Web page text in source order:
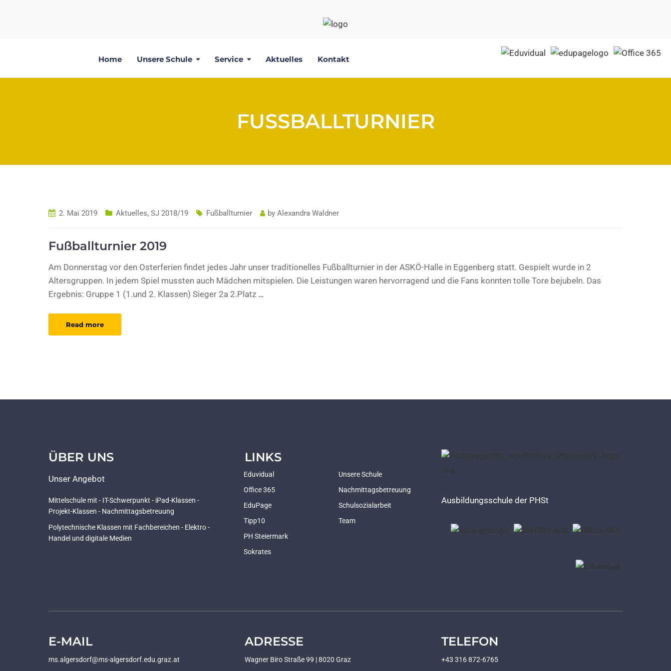
Home Unsere Schule Service Aktuelles Kontakt
FUSSBALLTURNIER
2. Mai 2019 Aktuelles, SJ 2018/19 Fußballturnier by Alexandra Waldner
Fußballturnier 2019
Am Donnerstag vor den Osterferien findet jedes Jahr unser traditionelles Fußballturnier in der ASKÖ-Halle in Eggenberg statt. Gespielt wurde in 2
Altersgruppen. In jedem Spiel mussten auch Mädchen mitspielen. Die Leistungen waren hervorragend und die Fans konnten tolle Tore bejubeln. Das
Ergebnis: Gruppe 1 (1.und 2. Klassen) Sieger 2a 2.Platz …
Read more
ÜBER UNS
Unser Angebot
Mittelschule mit - IT-Schwerpunkt - iPad-Klassen -
Projekt-Klassen - Nachmittagsbetreuung
Polytechnische Klassen mit Fachbereichen - Elektro -
Handel und digitale Medien
LINKS
Eduvidual
Office 365
EduPage
Tipp10
PH Steiermark
Sokrates
Unsere Schule
Nachmittagsbetreuung
Schulsozialarbeit
Team
Ausbildungsschule der PHSt
E-MAIL
ms.algersdorf@ms-algersdorf.edu.graz.at
ADRESSE
Wagner Biro Straße 99 | 8020 Graz
TELEFON
+43 316 872-6765